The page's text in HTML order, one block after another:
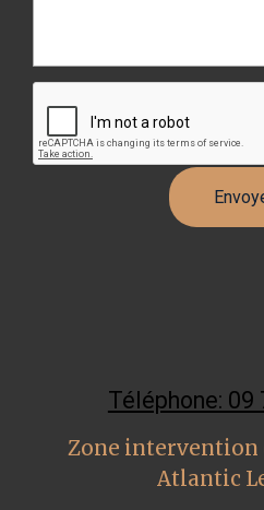
Téléphone: 09
Zone intervention
Atlantic